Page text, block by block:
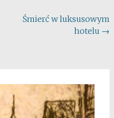
Śmierć w luksusowym
hotelu →